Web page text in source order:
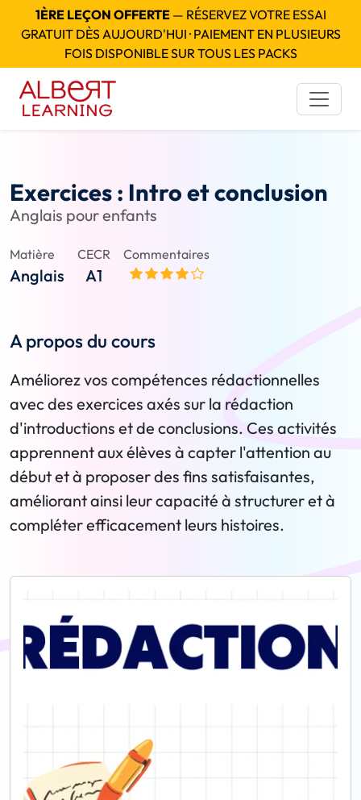
1ÈRE LEÇON OFFERTE— RÉSERVEZ VOTRE ESSAI
GRATUIT DÈS AUJOURD'HUI · PAIEMENT EN PLUSIEURS
FOIS DISPONIBLE SUR TOUS LES PACKS
Exercices : Intro et conclusion
Anglais pour enfants
Matière
Anglais
CECR
A1
Commentaires
A propos du cours
Améliorez vos compétences rédactionnelles
avec des exercices axés sur la rédaction
d'introductions et de conclusions. Ces activités
apprennent aux élèves à capter l'attention au
début et à proposer des fins satisfaisantes,
améliorant ainsi leur capacité à structurer et à
compléter efficacement leurs histoires.